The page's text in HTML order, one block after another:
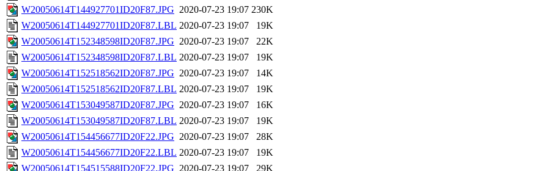
W20050614T144927701ID20F87.JPG 2020-07-23 19:07 230K
W20050614T144927701ID20F87.LBL 2020-07-23 19:07
19K
W20050614T152348598ID20F87.JPG 2020-07-23 19:07
22K
W20050614T152348598ID20F87.LBL 2020-07-23 19:07
19K
W20050614T152518562ID20F87.JPG 2020-07-23 19:07
14K
W20050614T152518562ID20F87.LBL 2020-07-23 19:07
19K
W20050614T153049587ID20F87.JPG 2020-07-23 19:07
16K
W20050614T153049587ID20F87.LBL 2020-07-23 19:07
19K
W20050614T154456677ID20F22.JPG 2020-07-23 19:07
28K
W20050614T154456677ID20F22.LBL 2020-07-23 19:07
19K
W20050614T154515588ID20F22.JPG 2020-07-23 19:07
29K